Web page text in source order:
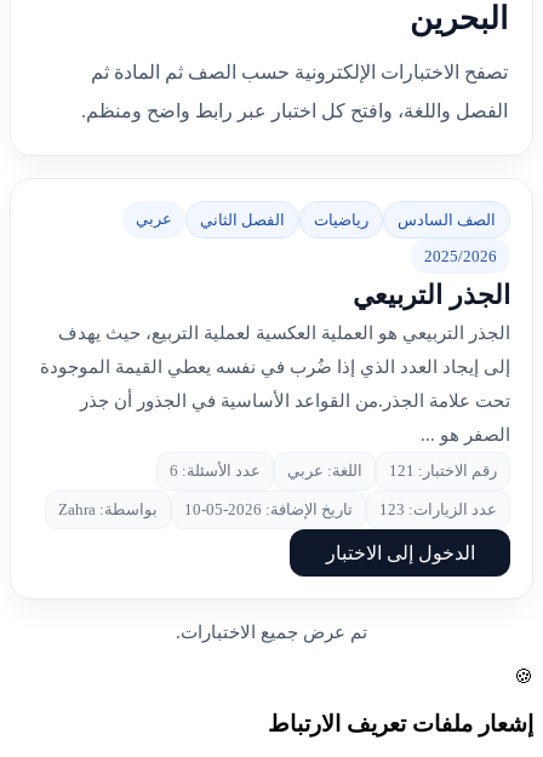
البحرين
تصفح الاختبارات الإلكترونية حسب الصف ثم المادة ثم
الفصل واللغة، وافتح كل اختبار عبر رابط واضح ومنظم.
الصف السادس رياضيات الفصل الثاني عربي
2025/2026
الجذر التربيعي
الجذر التربيعي هو العملية العكسية لعملية التربيع، حيث يهدف
إلى إيجاد العدد الذي إذا ضُرب في نفسه يعطي القيمة الموجودة
تحت علامة الجذر.من القواعد الأساسية في الجذور أن جذر
الصفر هو ...
رقم الاختبار: 121 اللغة: عربي عدد الأسئلة: 6
عدد الزيارات: 123 تاريخ الإضافة: 2026-05-10 بواسطة: Zahra
الدخول إلى الاختبار
تم عرض جميع الاختبارات.
🍪
إشعار ملفات تعريف الارتباط